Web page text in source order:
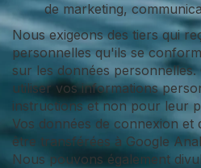
de marketing,
Nous exigeons des tiers qui
personnelles qu'ils se
sur les données
utiliser vos informations
instructions et non pour leur
Vos données de connexion et
être transférées à Google
Nous pouvons également